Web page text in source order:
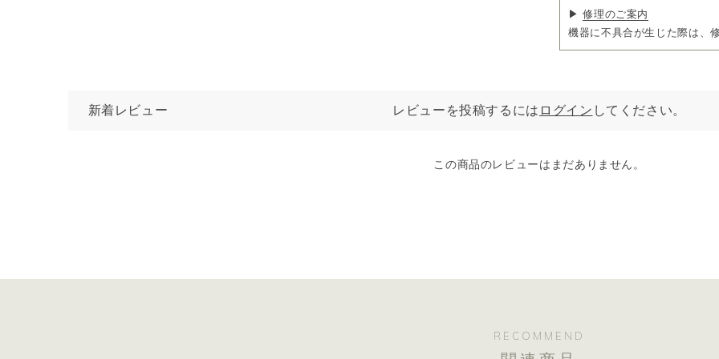
▶修理のご案内
機器に不具合が生じた際は、
新着レビュー レビューを投稿するには ログイン してください。
この商品のレビューはまだありません。
RECOMMEND